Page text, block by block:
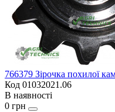
766379 Зірочка похилої
Код 01032021.06
В наявності
0 грн